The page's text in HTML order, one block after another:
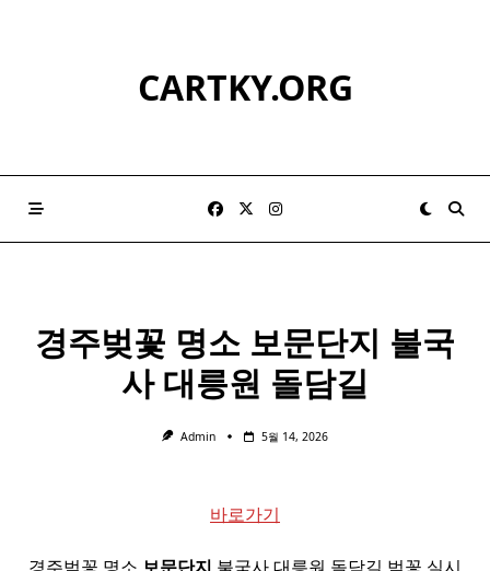
CARTKY.ORG
경주벚꽃 명소 보문단지 불국
사 대릉원 돌담길
Admin 5월 14, 2026
바로가기